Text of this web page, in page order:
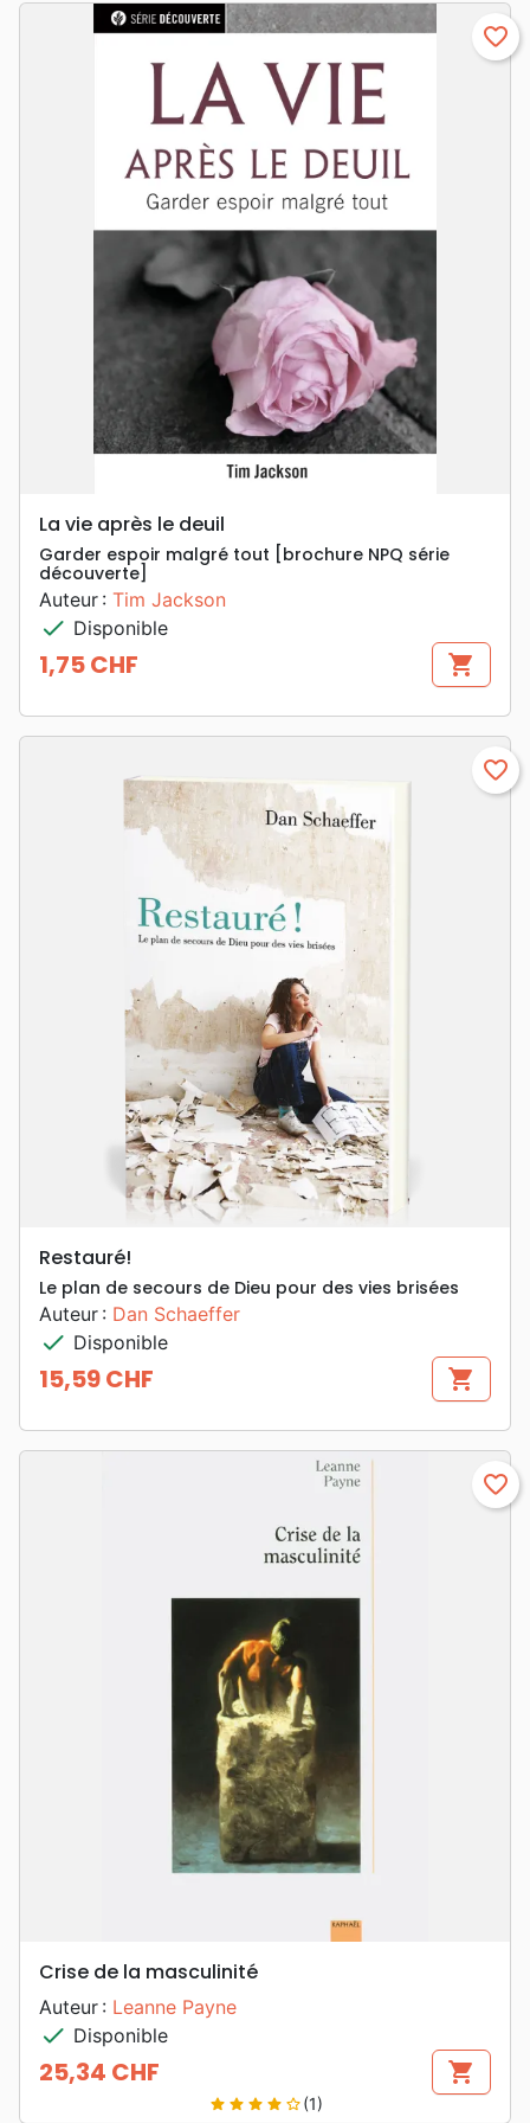
favorite_border
La vie après le deuil
Garder espoir malgré tout [brochure NPQ série
découverte]
Auteur : Tim Jackson
check Disponible
Prix
1,75 CHF shopping_cart
favorite_border
Restauré!
Le plan de secours de Dieu pour des vies brisées
Auteur : Dan Schaeffer
check Disponible
Prix
15,59 CHF shopping_cart
favorite_border
Crise de la masculinité
Auteur : Leanne Payne
check Disponible
Prix
25,34 CHF shopping_cart
star star star star star_border(1)